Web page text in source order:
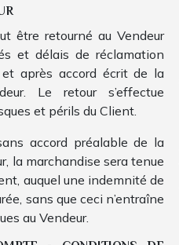
être retourné au Vendeur
et délais de réclamation
après accord écrit de la
Le retour s’effectue
et périls du Client.
accord préalable de la
la marchandise sera tenue
auquel une indemnité de
sans que ceci n’entraîne
au Vendeur.